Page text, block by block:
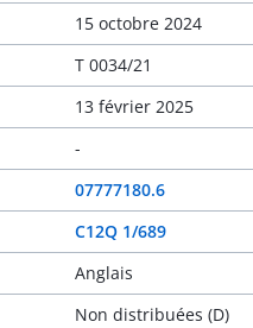
15 octobre 2024
T 0034/21
13 février 2025
-
07777180.6
C12Q 1/689
Anglais
Non distribuées (D)